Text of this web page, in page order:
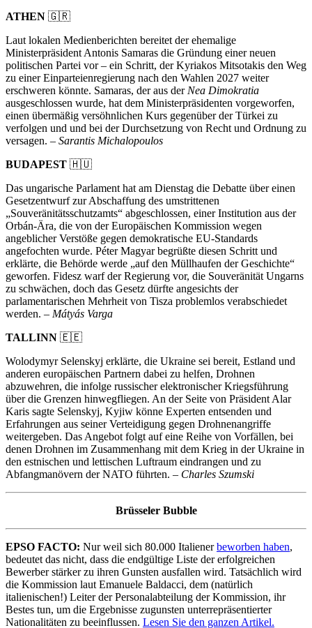
ATHEN 🇬🇷
Laut lokalen Medienberichten bereitet der ehemalige
Ministerpräsident Antonis Samaras die Gründung einer neuen
politischen Partei vor – ein Schritt, der Kyriakos Mitsotakis den Weg
zu einer Einparteienregierung nach den Wahlen 2027 weiter
erschweren könnte. Samaras, der aus der Nea Dimokratia
ausgeschlossen wurde, hat dem Ministerpräsidenten vorgeworfen,
einen übermäßig versöhnlichen Kurs gegenüber der Türkei zu
verfolgen und und bei der Durchsetzung von Recht und Ordnung zu
versagen. – Sarantis Michalopoulos
BUDAPEST 🇭🇺
Das ungarische Parlament hat am Dienstag die Debatte über einen
Gesetzentwurf zur Abschaffung des umstrittenen
„Souveränitätsschutzamts“ abgeschlossen, einer Institution aus der
Orbán-Ära, die von der Europäischen Kommission wegen
angeblicher Verstöße gegen demokratische EU-Standards
angefochten wurde. Péter Magyar begrüßte diesen Schritt und
erklärte, die Behörde werde „auf den Müllhaufen der Geschichte“
geworfen. Fidesz warf der Regierung vor, die Souveränität Ungarns
zu schwächen, doch das Gesetz dürfte angesichts der
parlamentarischen Mehrheit von Tisza problemlos verabschiedet
werden. – Mátyás Varga
TALLINN 🇪🇪
Wolodymyr Selenskyj erklärte, die Ukraine sei bereit, Estland und
anderen europäischen Partnern dabei zu helfen, Drohnen
abzuwehren, die infolge russischer elektronischer Kriegsführung
über die Grenzen hinwegfliegen. An der Seite von Präsident Alar
Karis sagte Selenskyj, Kyjiw könne Experten entsenden und
Erfahrungen aus seiner Verteidigung gegen Drohnenangriffe
weitergeben. Das Angebot folgt auf eine Reihe von Vorfällen, bei
denen Drohnen im Zusammenhang mit dem Krieg in der Ukraine in
den estnischen und lettischen Luftraum eindrangen und zu
Abfangmanövern der NATO führten. – Charles Szumski
Brüsseler Bubble
EPSO FACTO: Nur weil sich 80.000 Italienerbeworben haben,
bedeutet das nicht, dass die endgültige Liste der erfolgreichen
Bewerber stärker zu ihren Gunsten ausfallen wird. Tatsächlich wird
die Kommission laut Emanuele Baldacci, dem (natürlich
italienischen!) Leiter der Personalabteilung der Kommission, ihr
Bestes tun, um die Ergebnisse zugunsten unterrepräsentierter
Nationalitäten zu beeinflussen. Lesen Sie den ganzen Artikel.